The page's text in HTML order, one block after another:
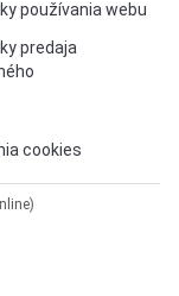
používania webu
predaja
cookies